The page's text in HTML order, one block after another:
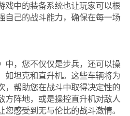
戏中的装备系统也让玩家可以根
自己的战斗能力，确保在每一场
中，您不仅仅是步兵，还可以操
如坦克和直升机。这些车辆将为
，帮助您在战斗中取得决定性的
方阵地，或是操控直升机对敌人
感受到无与伦比的战斗激情。